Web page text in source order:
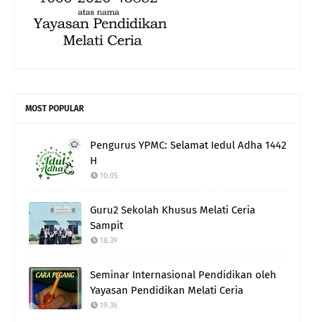
MOST POPULAR
Pengurus YPMC: Selamat Iedul Adha 1442
H
10.05
Guru2 Sekolah Khusus Melati Ceria
Sampit
18.39
Seminar Internasional Pendidikan oleh
Yayasan Pendidikan Melati Ceria
19.36